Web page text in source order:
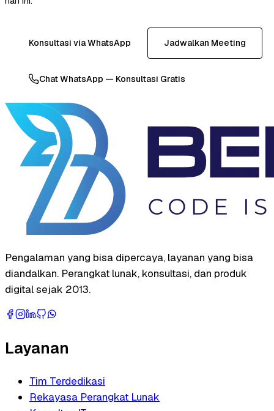
Konsultasi via WhatsApp Jadwalkan Meeting
Chat WhatsApp — Konsultasi Gratis
Pengalaman yang bisa dipercaya, layanan yang bisa
diandalkan. Perangkat lunak, konsultasi, dan produk
digital sejak 2013.
Layanan
Tim Terdedikasi
Rekayasa Perangkat Lunak